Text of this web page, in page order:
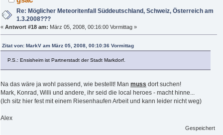
Re: Möglicher Meteoritenfall Süddeutschland, Schweiz, Österreich am
1.3.2008???
« Antwort #18 am: März 05, 2008, 00:16:00 Vormittag »
Zitat von: MarkV am März 05, 2008, 00:10:36 Vormittag
P.S.: Ensisheim ist Partnerstadt der Stadt Markdorf.
Na das wäre ja wohl passend, wie bestellt! Man muss dort suchen!
Mark, Konrad, Willi und andere, ihr seid die local heroes - macht hinne...
(Ich sitz hier fest mit einem Riesenhaufen Arbeit und kann leider nicht weg)
Alex
Gespeichert